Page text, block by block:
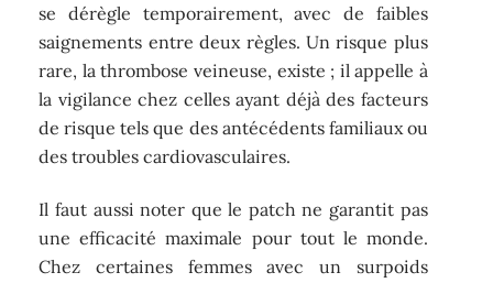
se dérègle temporairement, avec de faibles
saignements entre deux règles. Un risque plus
rare, la thrombose veineuse, existe ; il appelle à
la vigilance chez celles ayant déjà des facteurs
de risque tels que des antécédents familiaux ou
des troubles cardiovasculaires.
Il faut aussi noter que le patch ne garantit pas
une efficacité maximale pour tout le monde.
Chez certaines femmes avec un surpoids